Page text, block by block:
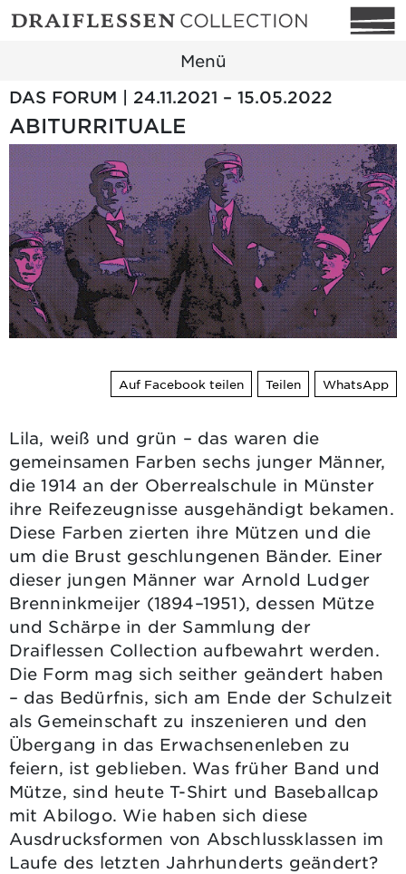
Menü
DAS FORUM | 24.11.2021 – 15.05.2022
ABITURRITUALE
Auf Facebook teilen Teilen WhatsApp
Lila, weiß und grün – das waren die
gemeinsamen Farben sechs junger Männer,
die 1914 an der Oberrealschule in Münster
ihre Reifezeugnisse ausgehändigt bekamen.
Diese Farben zierten ihre Mützen und die
um die Brust geschlungenen Bänder. Einer
dieser jungen Männer war Arnold Ludger
Brenninkmeijer (1894–1951), dessen Mütze
und Schärpe in der Sammlung der
Draiflessen Collection aufbewahrt werden.
Die Form mag sich seither geändert haben
– das Bedürfnis, sich am Ende der Schulzeit
als Gemeinschaft zu inszenieren und den
Übergang in das Erwachsenenleben zu
feiern, ist geblieben. Was früher Band und
Mütze, sind heute T-Shirt und Baseballcap
mit Abilogo. Wie haben sich diese
Ausdrucksformen von Abschlussklassen im
Laufe des letzten Jahrhunderts geändert?